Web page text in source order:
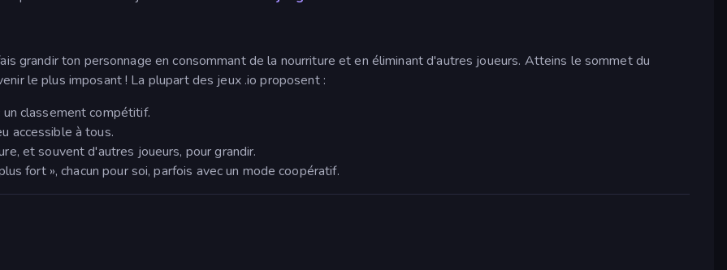
grandir ton personnage en consommant de la nourriture et en éliminant d'autres joueurs. Atteins le sommet du
le plus imposant ! La plupart des jeux .io proposent :
classement compétitif.
accessible à tous.
et souvent d'autres joueurs, pour grandir.
fort », chacun pour soi, parfois avec un mode coopératif.